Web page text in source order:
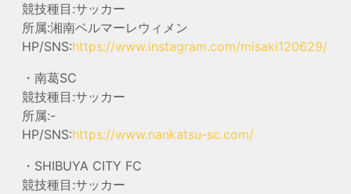
競技種目:サッカー
所属:湘南ベルマーレウィメン
HP/SNS:https://www.instagram.com/misaki120629/
・南葛SC
競技種目:サッカー
所属:-
HP/SNS:https://www.nankatsu-sc.com/
・SHIBUYA CITY FC
競技種目:サッカー